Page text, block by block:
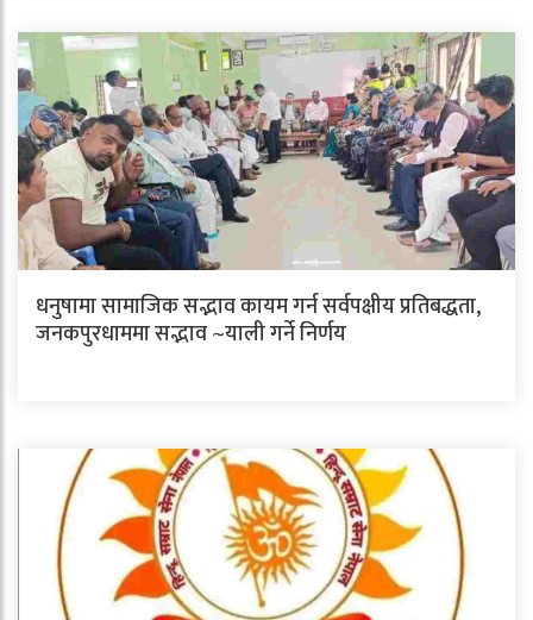
धनुषामा सामाजिक सद्भाव कायम गर्न सर्वपक्षीय प्रतिबद्धता,
जनकपुरधाममा सद्भाव ~याली गर्ने निर्णय